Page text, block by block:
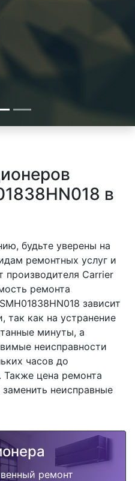
в
будьте уверены на
ремонтных услуг и
производителя Carrier
ремонта
зависит
так как на устранение
минуты, а
неисправности
часов до
Также цена ремонта
неисправные
ремонт